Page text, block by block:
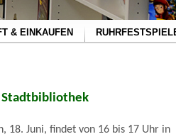
& EINKAUFEN
Stadtbibliothek
18. Juni, findet von 16 bis 17 Uhr in